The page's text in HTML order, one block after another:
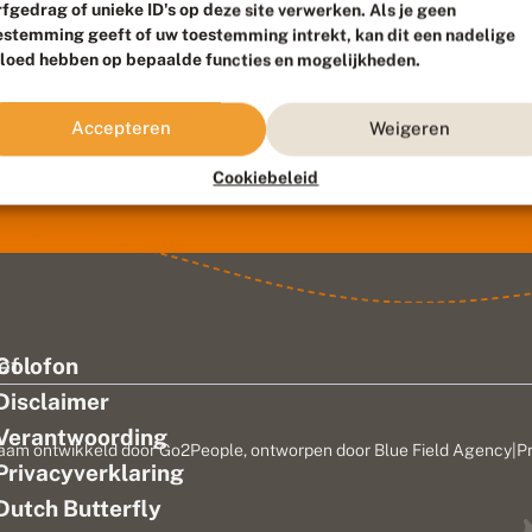
of unieke ID's op deze site verwerken. Als je geen
geeft of uw toestemming intrekt, kan dit een nadelige
hebben op bepaalde functies en mogelijkheden.
Accepteren Weigeren
Cookiebeleid
Butterfly
ontwikkeld doorGo2People, ontworpen door Blue Field Agency